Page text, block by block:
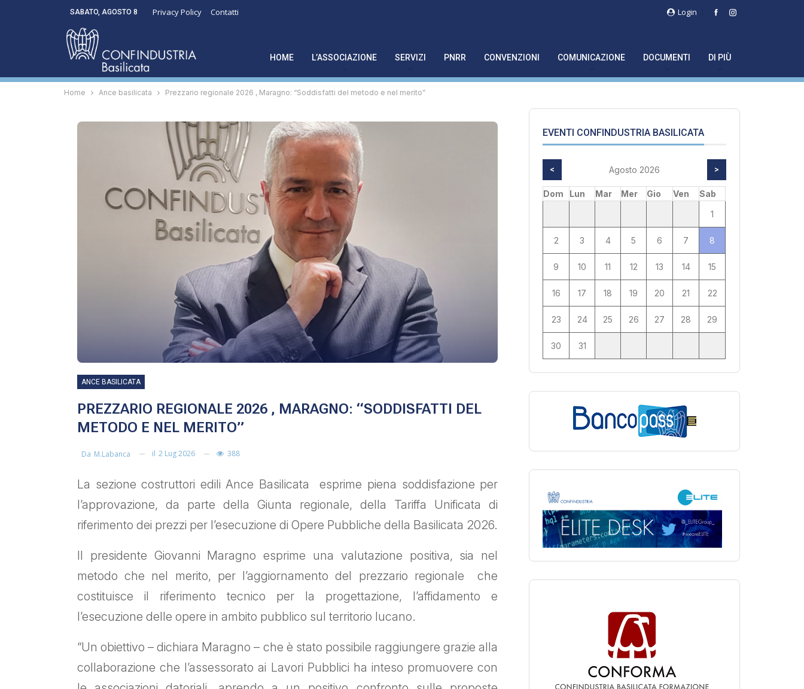
Login
SABATO, AGOSTO 8 Privacy Policy Contatti
HOME L’ASSOCIAZIONE SERVIZI PNRR CONVENZIONI COMUNICAZIONE DOCUMENTI DI PIÙ
Home Ance basilicata Prezzario regionale 2026 , Maragno: “Soddisfatti del metodo e nel merito”
ANCE BASILICATA
PREZZARIO REGIONALE 2026 , MARAGNO: “SODDISFATTI DEL
METODO E NEL MERITO”
Da M.labanca il 2 Lug 2026 388
La sezione costruttori edili Ance Basilicata esprime piena soddisfazione per
l’approvazione, da parte della Giunta regionale, della Tariffa Unificata di
riferimento dei prezzi per l’esecuzione di Opere Pubbliche della Basilicata 2026.
Il presidente Giovanni Maragno esprime una valutazione positiva, sia nel
metodo che nel merito, per l’aggiornamento del prezzario regionale che
costituisce il riferimento tecnico per la progettazione, l’affidamento e
l’esecuzione delle opere in ambito pubblico sul territorio lucano.
“Un obiettivo – dichiara Maragno – che è stato possibile raggiungere grazie alla
collaborazione che l’assessorato ai Lavori Pubblici ha inteso promuovere con
EVENTI CONFINDUSTRIA BASILICATA
< Agosto 2026 >
Dom Lun Mar Mer Gio Ven
Sab
1
2 3 4 5 6 7 8
9 10 11 12 13 14 15
16 17 18 19 20 21 22
23 24 25 26 27 28 29
30 31